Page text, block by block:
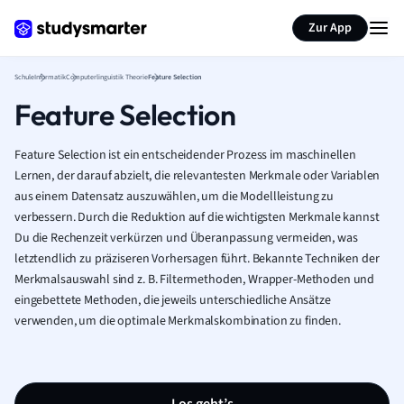
Zur App
SchuleInformatikComputerlinguistik TheorieFeature Selection
Feature Selection
Feature Selection ist ein entscheidender Prozess im maschinellen
Lernen, der darauf abzielt, die relevantesten Merkmale oder Variablen
aus einem Datensatz auszuwählen, um die Modellleistung zu
verbessern. Durch die Reduktion auf die wichtigsten Merkmale kannst
Du die Rechenzeit verkürzen und Überanpassung vermeiden, was
letztendlich zu präziseren Vorhersagen führt. Bekannte Techniken der
Merkmalsauswahl sind z. B. Filtermethoden, Wrapper-Methoden und
eingebettete Methoden, die jeweils unterschiedliche Ansätze
verwenden, um die optimale Merkmalskombination zu finden.
Seite zusammenfassen